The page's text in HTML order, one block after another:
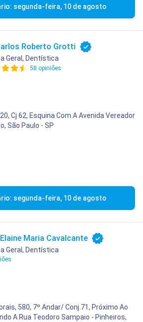
segunda-feira, 10 de agosto
Roberto Grotti
Geral, Dentística
58 opiniões
Cj 62, Esquina Com A Avenida Vereador
São Paulo - SP
segunda-feira, 10 de agosto
Maria Cavalcante
Geral, Dentística
580, 7º Andar/ Conj.71, Próximo Ao
A Rua Teodoro Sampaio - Pinheiros,